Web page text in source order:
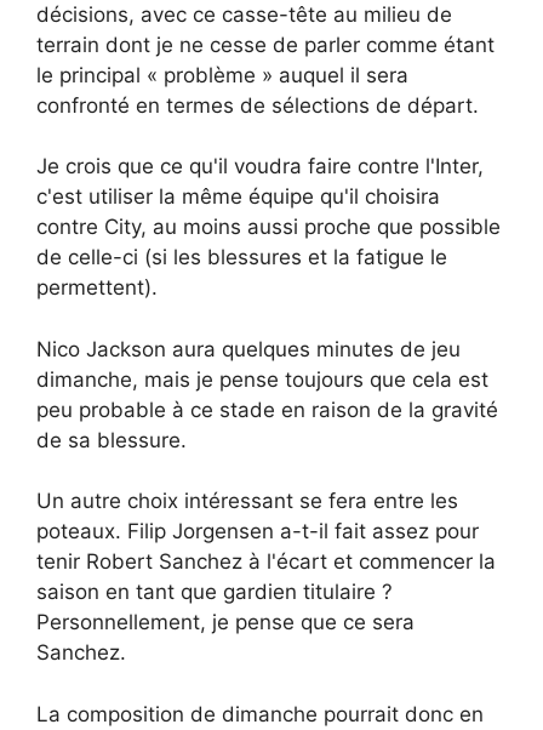
décisions, avec ce casse-tête au milieu de
terrain dont je ne cesse de parler comme étant
le principal « problème » auquel il sera
confronté en termes de sélections de départ.
Je crois que ce qu'il voudra faire contre l'Inter,
c'est utiliser la même équipe qu'il choisira
contre City, au moins aussi proche que possible
de celle-ci (si les blessures et la fatigue le
permettent).
Nico Jackson aura quelques minutes de jeu
dimanche, mais je pense toujours que cela est
peu probable à ce stade en raison de la gravité
de sa blessure.
Un autre choix intéressant se fera entre les
poteaux. Filip Jorgensen a-t-il fait assez pour
tenir Robert Sanchez à l'écart et commencer la
saison en tant que gardien titulaire ?
Personnellement, je pense que ce sera
Sanchez.
La composition de dimanche pourrait donc en